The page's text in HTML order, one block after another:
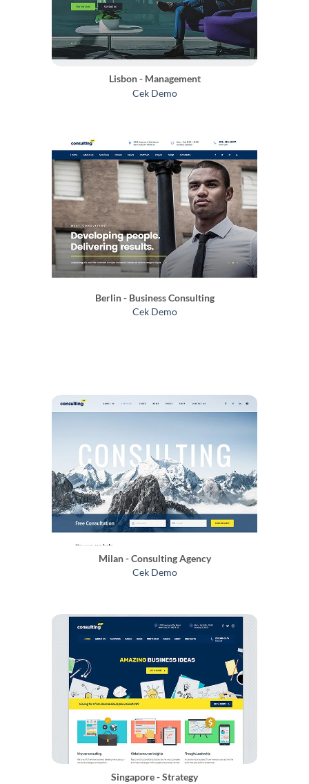
Lisbon - Management
Cek Demo
Berlin - Business Consulting
Cek Demo
Milan - Consulting Agency
Cek Demo
Singapore - Strategy